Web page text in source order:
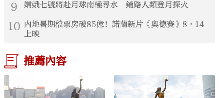
9 嫦娥七號將赴月球南極尋水 鋪路人類登月探火
10 內地暑期檔票房破85億！諾蘭新片《奧德賽》8·14
上映
推薦內容